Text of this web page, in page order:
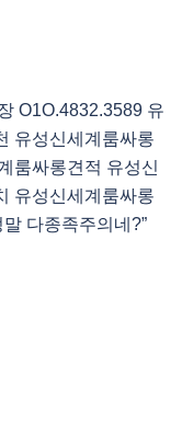
O1O.4832.3589 유
유성신세계룸싸롱
룸싸롱견적 유성신
유성신세계룸싸롱
다종족주의네?”